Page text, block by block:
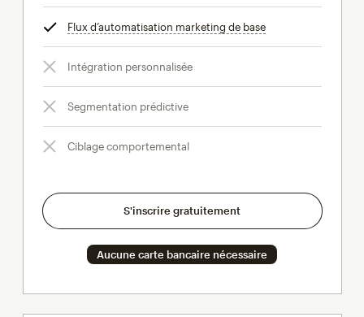
Flux d’automatisation marketing de baseinfobulle
Intégration personnalisée
Segmentation prédictive
Ciblage comportemental
S'inscrire gratuitement
Aucune carte bancaire nécessaire